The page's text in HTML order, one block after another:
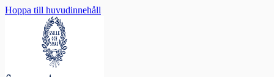
Hoppa till huvudinnehåll